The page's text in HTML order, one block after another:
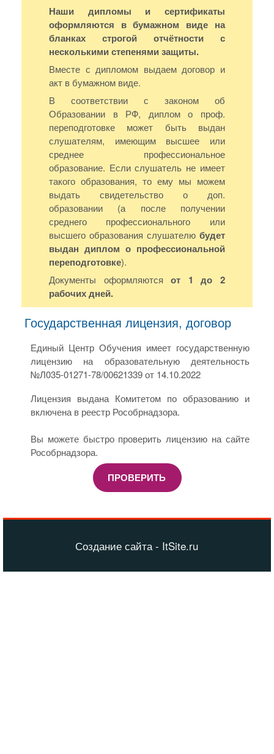
Наши дипломы и сертификаты
оформляются в бумажном виде на
бланках строгой отчётности с
несколькими степенями защиты.
Вместе с дипломом выдаем договор и
акт в бумажном виде.
В соответствии с законом об
Образовании в РФ, диплом о проф.
переподготовке может быть выдан
слушателям, имеющим высшее или
среднее профессиональное
образование. Если слушатель не имеет
такого образования, то ему мы можем
выдать свидетельство о доп.
образовании (а после получении
среднего профессионального или
высшего образования слушателю будет
выдан диплом о профессиональной
переподготовке).
Документы оформляютсяот 1 до 2
рабочих дней.
Государственная лицензия, договор
Единый Центр Обучения имеет государственную
лицензию на образовательную деятельность
№Л035-01271-78/00621339 от 14.10.2022
Лицензия выдана Комитетом по образованию и
включена в реестр Рособрнадзора.
Вы можете быстро проверить лицензию на сайте
Рособрнадзора.
ПРОВЕРИТЬ
Создание сайта - ItSite.ru